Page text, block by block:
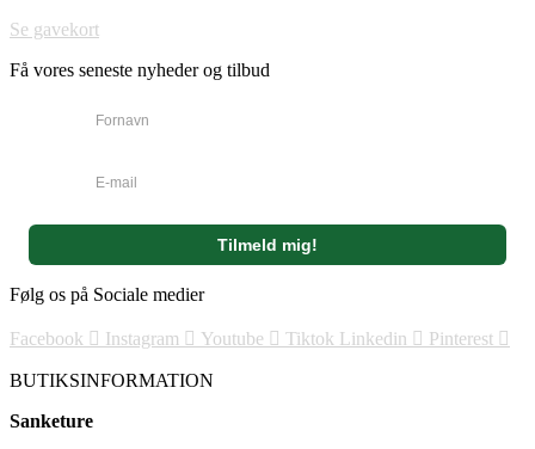
Se gavekort
Få vores seneste nyheder og tilbud
Følg os på Sociale medier
Facebook Instagram Youtube Tiktok Linkedin Pinterest
BUTIKSINFORMATION
Sanketure